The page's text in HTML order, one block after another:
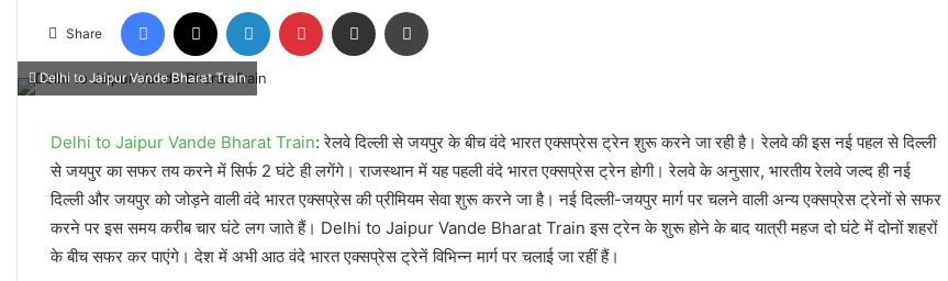
Share
Facebook LinkedIn Pinterest Share via Email
Delhi to Jaipur Vande Bharat Train
Delhi to Jaipur Vande Bharat Train: रेलवे दिल्ली से जयपुर के बीच वंदे भारत एक्सप्रेस ट्रेन शुरू करने जा रही है। रेलवे की इस नई पहल से दिल्ली
से जयपुर का सफर तय करने में सिर्फ 2 घंटे ही लगेंगे। राजस्थान में यह पहली वंदे भारत एक्सप्रेस ट्रेन होगी। रेलवे के अनुसार, भारतीय रेलवे जल्द ही नई
दिल्ली और जयपुर को जोड़ने वाली वंदे भारत एक्सप्रेस की प्रीमियम सेवा शुरू करने जा है। नई दिल्ली-जयपुर मार्ग पर चलने वाली अन्य एक्सप्रेस ट्रेनों से सफर
करने पर इस समय करीब चार घंटे लग जाते हैं। Delhi to Jaipur Vande Bharat Train इस ट्रेन के शुरू होने के बाद यात्री महज दो घंटे में दोनों शहरों
के बीच सफर कर पाएंगे। देश में अभी आठ वंदे भारत एक्सप्रेस ट्रेनें विभिन्न मार्ग पर चलाई जा रहीं हैं।